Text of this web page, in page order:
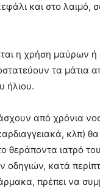
και στο λαιμό,
η χρήση μαύρων
τα μάτια
ήλιου.
από χρόνια
κλπ)
θεράποντα ιατρό
οδηγιών, κατά
πρέπει να